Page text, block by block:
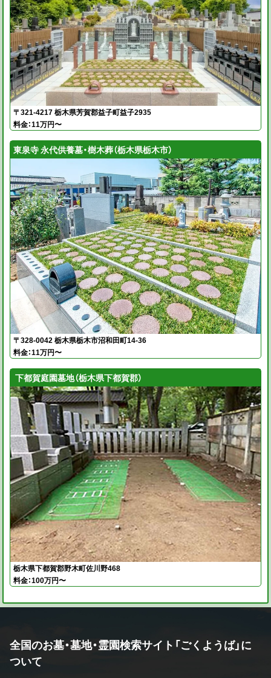
〒321-4217 栃木県芳賀郡益子町益子2935
料金：11万円〜
東泉寺 永代供養墓・樹木葬（栃木県栃木市）
〒328-0042 栃木県栃木市沼和田町14-36
料金：11万円〜
下都賀庭園墓地（栃木県下都賀郡）
栃木県下都賀郡野木町佐川野468
料金：100万円〜
全国のお墓・墓地・霊園検索サイト「ごくようば」に
ついて